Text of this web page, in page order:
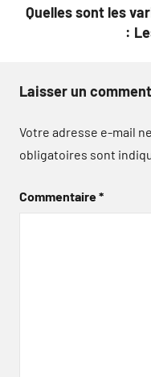
Quelles sont les
:
Laisser un
Votre adresse e-mail
obligatoires sont
Commentaire*